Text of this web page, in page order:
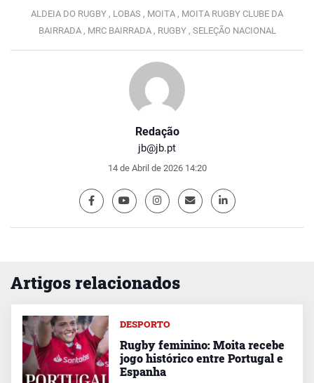
Redação
jb@jb.pt
14 de Abril de 2026 14:20
ALDEIA DO RUGBY , LOBAS , MOITA , MOITA RUGBY CLUBE DA
BAIRRADA , MRC BAIRRADA , RUGBY , SELEÇÃO NACIONAL
Artigos relacionados
DESPORTO
Rugby feminino: Moita recebe
jogo histórico entre Portugal e
Espanha